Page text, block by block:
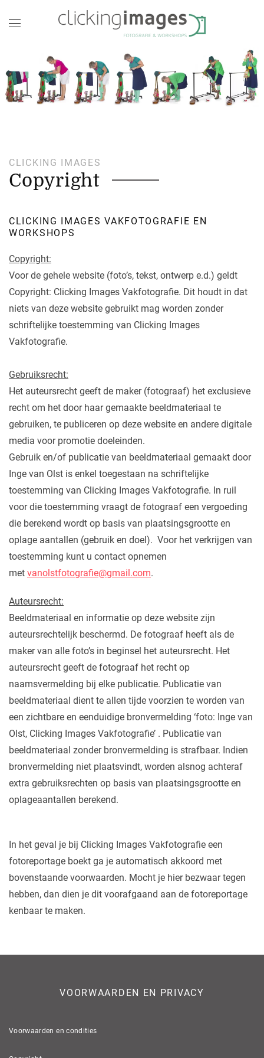
CLICKING IMAGES
Copyright
CLICKING IMAGES VAKFOTOGRAFIE EN
WORKSHOPS
Copyright:
Voor de gehele website (foto’s, tekst, ontwerp e.d.) geldt
Copyright: Clicking Images Vakfotografie. Dit houdt in dat
niets van deze website gebruikt mag worden zonder
schriftelijke toestemming van Clicking Images
Vakfotografie.
Gebruiksrecht:
Het auteursrecht geeft de maker (fotograaf) het exclusieve
recht om het door haar gemaakte beeldmateriaal te
gebruiken, te publiceren op deze website en andere digitale
media voor promotie doeleinden.
Gebruik en/of publicatie van beeldmateriaal gemaakt door
Inge van Olst is enkel toegestaan na schriftelijke
toestemming van Clicking Images Vakfotografie. In ruil
voor die toestemming vraagt de fotograaf een vergoeding
die berekend wordt op basis van plaatsingsgrootte en
oplage aantallen (gebruik en doel). Voor het verkrijgen van
toestemming kunt u contact opnemen
met vanolstfotografie@gmail.com.
Auteursrecht:
Beeldmateriaal en informatie op deze website zijn
auteursrechtelijk beschermd. De fotograaf heeft als de
maker van alle foto’s in beginsel het auteursrecht. Het
auteursrecht geeft de fotograaf het recht op
naamsvermelding bij elke publicatie. Publicatie van
beeldmateriaal dient te allen tijde voorzien te worden van
een zichtbare en eenduidige bronvermelding ‘foto: Inge van
Olst, Clicking Images Vakfotografie’ . Publicatie van
beeldmateriaal zonder bronvermelding is strafbaar. Indien
bronvermelding niet plaatsvindt, worden alsnog achteraf
extra gebruiksrechten op basis van plaatsingsgrootte en
oplageaantallen berekend.
In het geval je bij Clicking Images Vakfotografie een
fotoreportage boekt ga je automatisch akkoord met
bovenstaande voorwaarden. Mocht je hier bezwaar tegen
hebben, dan dien je dit voorafgaand aan de fotoreportage
kenbaar te maken.
VOORWAARDEN EN PRIVACY
Voorwaarden en condities